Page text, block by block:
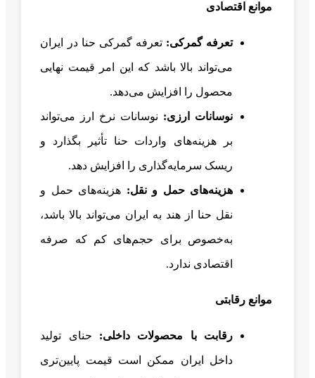
موانع اقتصادی
تعرفه گمرکی: تعرفه گمرکی حنا در ایران
می‌تواند بالا باشد که این امر قیمت نهایی
محصول را افزایش می‌دهد.
نوسانات ارزی: نوسانات نرخ ارز می‌تواند
بر هزینه‌های واردات حنا تأثیر بگذارد و
ریسک سرمایه‌گذاری را افزایش دهد.
هزینه‌های حمل و نقل: هزینه‌های حمل و
نقل حنا از هند به ایران می‌تواند بالا باشد،
به‌خصوص برای حجم‌های کم که صرفه
اقتصادی ندارد.
موانع رقابتی
رقابت با محصولات داخلی: حنای تولید
داخل ایران ممکن است قیمت پایین‌تری